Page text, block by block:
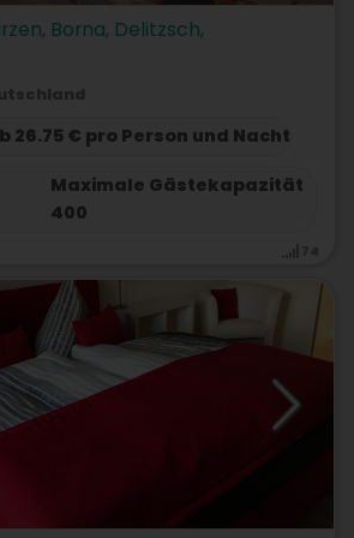
Borna, Delitzsch,
26.75 € pro Person und Nacht
Maximale Gästekapazität
400